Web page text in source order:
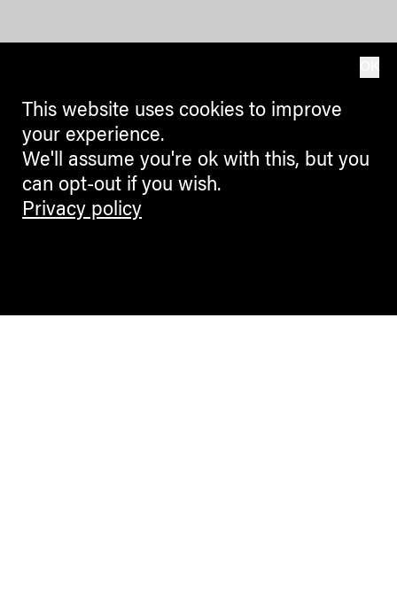
This website uses cookies to improve
your experience.
We'll assume you're ok with this, but you
can opt-out if you wish.
Privacy policy